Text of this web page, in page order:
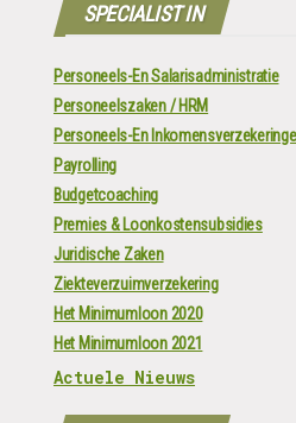
SPECIALIST IN
Personeels-En Salarisadministratie
Personeelszaken / HRM
Personeels-En
Payrolling
Budgetcoaching
Premies & Loonkostensubsidies
Juridische Zaken
Ziekteverzuimverzekering
Het Minimumloon 2020
Het Minimumloon 2021
Actuele Nieuws